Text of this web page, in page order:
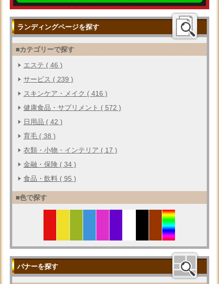
ランディングページを探す
■カテゴリーで探す
エステ ( 46 )
サービス ( 239 )
スキンケア・メイク ( 416 )
健康食品・サプリメント ( 572 )
日用品 ( 42 )
育毛 ( 38 )
衣類・小物・インテリア ( 17 )
金融・保険 ( 34 )
食品・飲料 ( 95 )
■色で探す
バナーを探す